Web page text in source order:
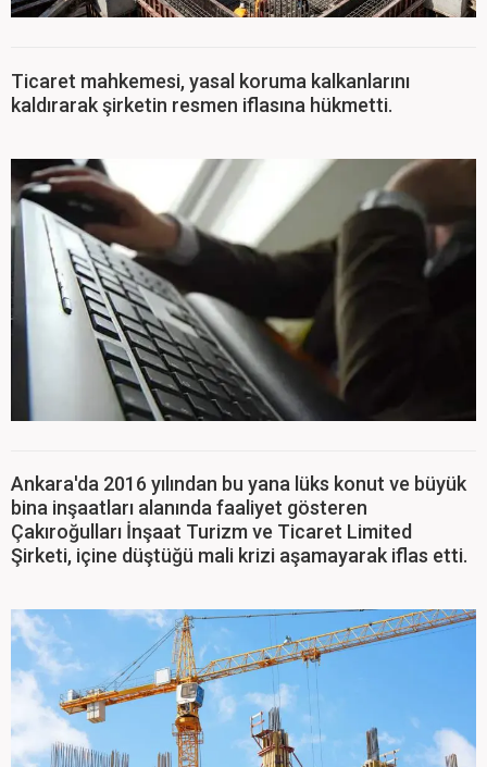
Ticaret mahkemesi, yasal koruma kalkanlarını
kaldırarak şirketin resmen iflasına hükmetti.
Ankara'da 2016 yılından bu yana lüks konut ve büyük
bina inşaatları alanında faaliyet gösteren
Çakıroğulları İnşaat Turizm ve Ticaret Limited
Şirketi, içine düştüğü mali krizi aşamayarak iflas etti.